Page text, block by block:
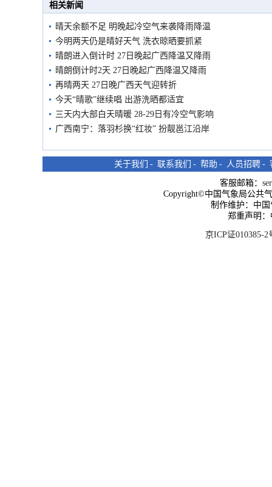
相关新闻
晴天余额不足 明晚起冷空气来袭降雨降温
今明两天仍是晴好天气 洗衣晾晒要抓紧
晴朗进入倒计时 27日晚起广西降温又降雨
晴朗倒计时2天 27日晚起广西降温又降雨
再晴两天 27日晚广西天气迎转折
今天“晴歌”继续唱 出游洗晒都适宜
三天内大部白天晴暖 28-29日有冷空气影响
广西南宁：落羽杉换“红妆” 扮靓邕江沿岸
关于我们 - 联系我们 - 帮助 - 人员招聘 -
客服邮箱：
Copyright©中国气象局公共
制作维护：中
郑重声明
京ICP证010385-2